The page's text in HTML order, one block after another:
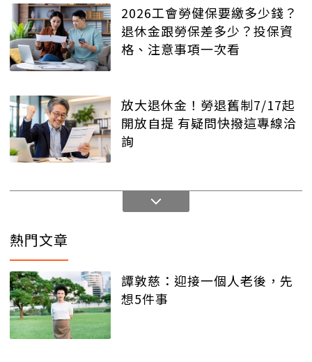
2026工會勞健保要繳多少錢？
退休金跟勞保差多少？投保資
格、注意事項一次看
放大退休金！勞退舊制7/17起
開放自提 有疑問快撥這專線洽
詢
熱門文章
譚敦慈：迎接一個人老後，先
想5件事